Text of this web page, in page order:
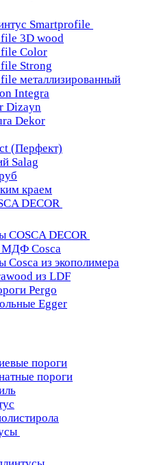
Smartprofile
3D wood
Color
Strong
металлизированный
Integra
Dizayn
Dekor
(Перфект)
Salag
краем
DECOR
COSCA DECOR
МДФ Cosca
Cosca из экополимера
из LDF
Pergo
Egger
пороги
пороги